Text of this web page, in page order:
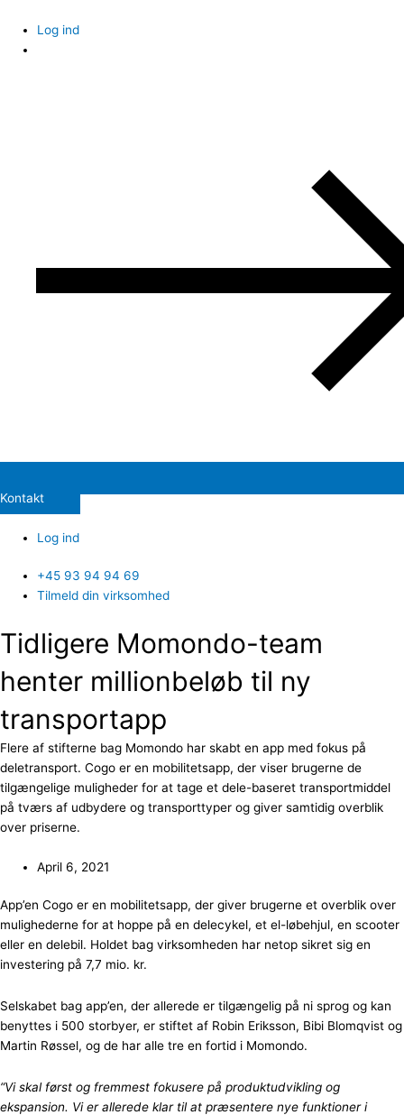
content
Log ind
Kontakt
Log ind
+45 93 94 94 69
Tilmeld din virksomhed
Tidligere Momondo-team
henter millionbeløb til ny
transportapp
Flere af stifterne bag Momondo har skabt en app med fokus på
deletransport. Cogo er en mobilitetsapp, der viser brugerne de
tilgængelige muligheder for at tage et dele-baseret transportmiddel
på tværs af udbydere og transporttyper og giver samtidig overblik
over priserne.
April 6, 2021
App’en Cogo er en mobilitetsapp, der giver brugerne et overblik over
mulighederne for at hoppe på en delecykel, et el-løbehjul, en scooter
eller en delebil. Holdet bag virksomheden har netop sikret sig en
investering på 7,7 mio. kr.
Selskabet bag app’en, der allerede er tilgængelig på ni sprog og kan
benyttes i 500 storbyer, er stiftet af Robin Eriksson, Bibi Blomqvist og
Martin Røssel, og de har alle tre en fortid i Momondo.
“Vi skal først og fremmest fokusere på produktudvikling og
ekspansion. Vi er allerede klar til at præsentere nye funktioner i